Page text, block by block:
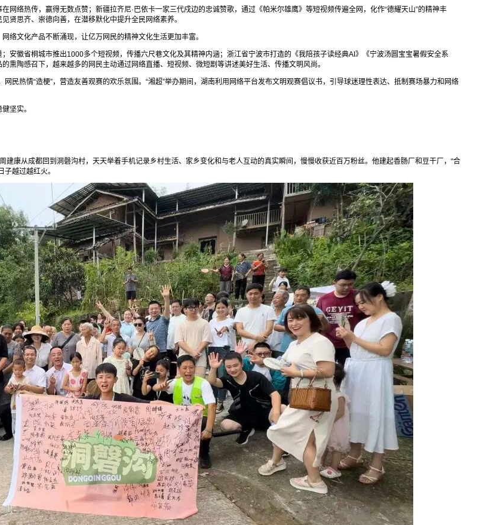
网络热传，赢得无数点赞；新疆拉齐尼·巴依卡一家三代戍边的忠诚赞歌，通过《帕米尔雄鹰》等短视频传遍全网，化作“德耀天山”的精神丰
思齐、崇德向善，在潜移默化中提升全民网络素养。
络文化产品不断涌现，让亿万网民的精神文化生活更加丰富。
安徽省桐城市推出1000多个短视频，传播六尺巷文化及其精神内涵；浙江省宁波市打造的《我陪孩子读经典AI》《宁波汤圆宝宝暑假安全系
陶感召下，越来越多的网民主动通过网络直播、短视频、微短剧等讲述美好生活、传播文明风尚。
民热情“造梗”，营造友善观赛的欢乐氛围。“湘超”举办期间，湖南利用网络平台发布文明观赛倡议书，引导球迷理性表达、抵制赛场暴力和网络
坚实。
康从成都回到洞磬沟村，天天举着手机记录乡村生活、家乡变化和与老人互动的真实瞬间，慢慢收获近百万粉丝。他建起香肠厂和豆干厂，“合
越过越红火。